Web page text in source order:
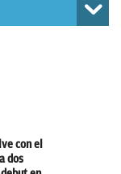
con el
dos